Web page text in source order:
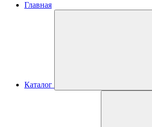
Главная
Каталог